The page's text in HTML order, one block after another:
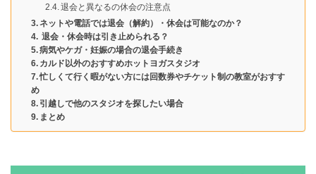
退会と異なるの休会の注意点
ネットや電話では退会（解約）・休会は可能なのか？
退会・休会時は引き止められる？
病気やケガ・妊娠の場合の退会手続き
カルド以外のおすすめホットヨガスタジオ
忙しくて行く暇がない方には回数券やチケット制の教室がおすす
め
引越しで他のスタジオを探したい場合
まとめ